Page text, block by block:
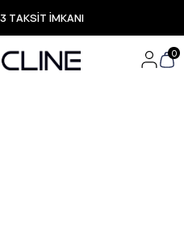
TAKSİT İMKANI
KARGO
Özel Fırsatlar
Hızlı Teslimat
0